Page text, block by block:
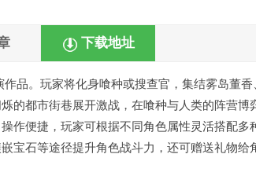
下载地址
品。玩家将化身喰种或搜查官，集结雾岛董
的都市街巷展开激战，在喰种与人类的阵营博
作便捷，玩家可根据不同角色属性灵活搭配多
宝石等途径提升角色战斗力，还可赠送礼物给